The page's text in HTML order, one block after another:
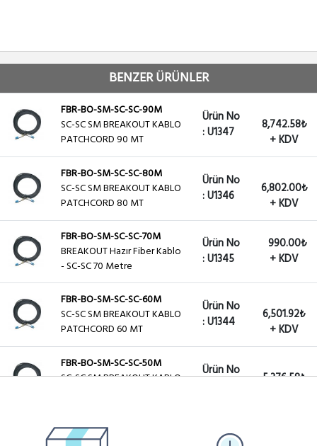
BENZER ÜRÜNLER
FBR-BO-SM-SC-SC-90M
SC-SC SM BREAKOUT KABLO
PATCHCORD 90 MT
Ürün No
: U1347
8,742.58₺
+ KDV
FBR-BO-SM-SC-SC-80M
SC-SC SM BREAKOUT KABLO
PATCHCORD 80 MT
Ürün No
: U1346
6,802.00₺
+ KDV
FBR-BO-SM-SC-SC-70M
BREAKOUT Hazır Fiber Kablo
- SC-SC 70 Metre
Ürün No
: U1345
990.00₺
+ KDV
FBR-BO-SM-SC-SC-60M
SC-SC SM BREAKOUT KABLO
PATCHCORD 60 MT
Ürün No
: U1344
6,501.92₺
+ KDV
FBR-BO-SM-SC-SC-50M
SC-SC SM BREAKOUT KABLO
Ürün No
5,376.58₺
FBR-BO-SM-SC-SC-40M
SC-SC SM BREAKOUT KABLO
Ürün No